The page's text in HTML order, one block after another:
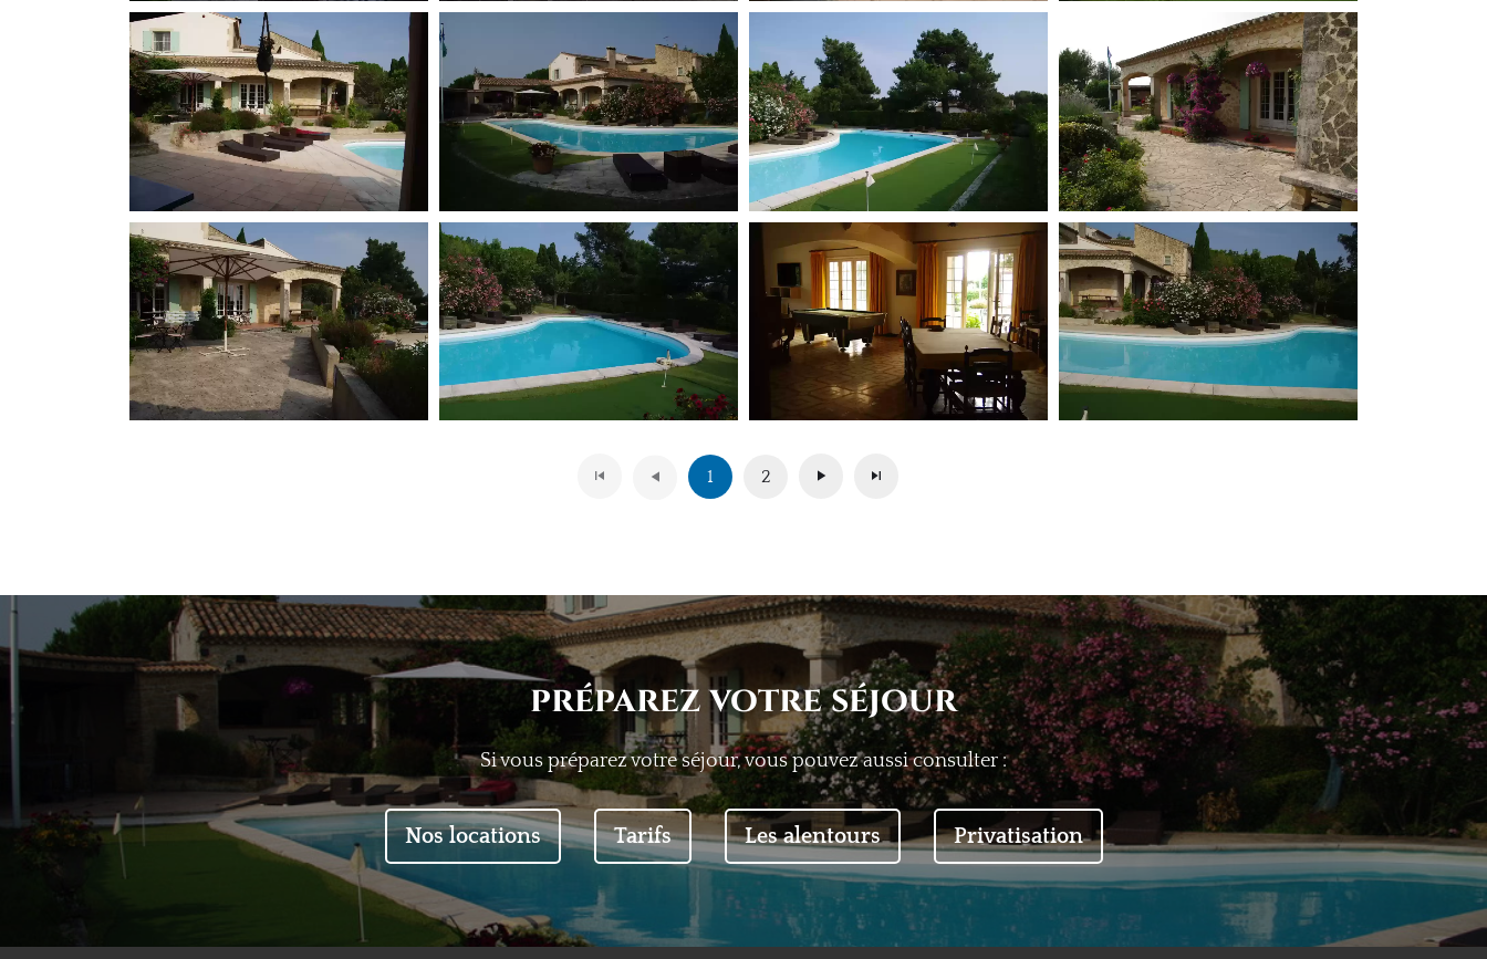
1 2
préparez votre séjour
Si vous préparez votre séjour, vous pouvez aussi consulter :
Nos locations Tarifs Les alentours Privatisation